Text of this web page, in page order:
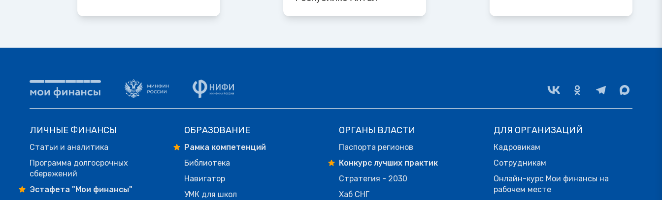
ЛИЧНЫЕ ФИНАНСЫ
Статьи и аналитика
Программа долгосрочных
сбережений
Эстафета "Мои финансы"
ОБРАЗОВАНИЕ
Рамка компетенций
Библиотека
Навигатор
УМК для школ
ОРГАНЫ ВЛАСТИ
Паспорта регионов
Конкурс лучших практик
Стратегия - 2030
Хаб СНГ
ДЛЯ ОРГАНИЗАЦИЙ
Кадровикам
Сотрудникам
Онлайн-курс Мои финансы на
рабочем месте